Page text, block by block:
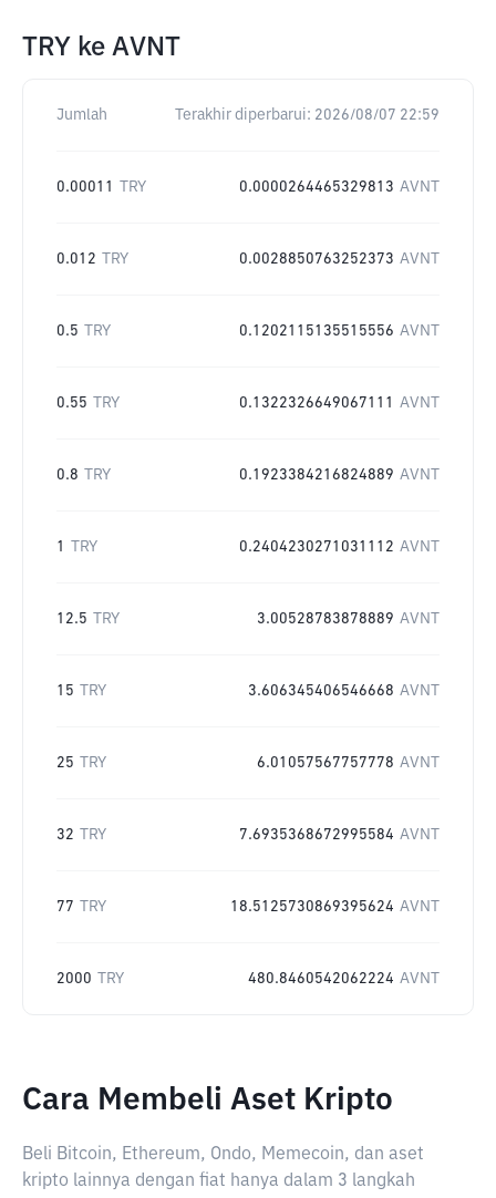
TRY ke AVNT
Jumlah Terakhir diperbarui: 2026/08/07 22:59
0.00011 TRY 0.0000264465329813 AVNT
0.012 TRY 0.0028850763252373 AVNT
0.5 TRY 0.1202115135515556 AVNT
0.55 TRY 0.1322326649067111 AVNT
0.8 TRY 0.1923384216824889 AVNT
1 TRY 0.2404230271031112 AVNT
12.5 TRY 3.00528783878889 AVNT
15 TRY 3.606345406546668 AVNT
25 TRY 6.01057567757778 AVNT
32 TRY 7.6935368672995584 AVNT
77 TRY 18.5125730869395624 AVNT
2000 TRY 480.8460542062224 AVNT
Cara Membeli Aset Kripto
Beli Bitcoin, Ethereum, Ondo, Memecoin, dan aset
kripto lainnya dengan fiat hanya dalam 3 langkah